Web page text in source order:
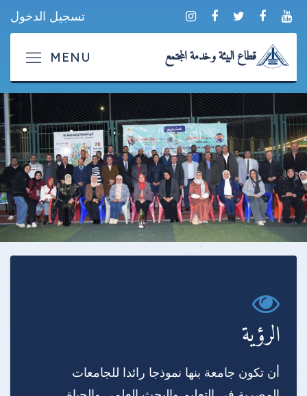
تسجيل الدخول
قطاع البيئة وخدمة المجتمع
الرؤية
أن تكون جامعة بنها نموذجا رائدا للجامعات